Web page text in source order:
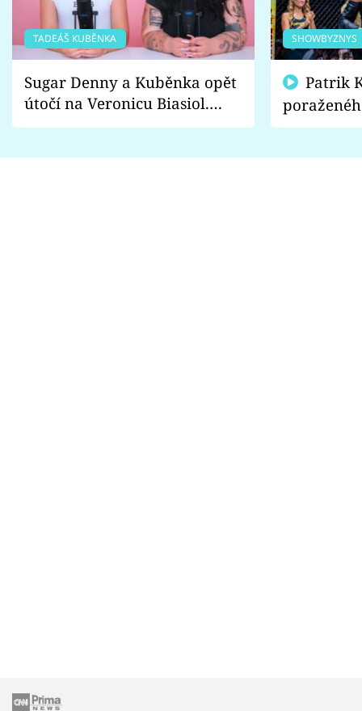
TADEÁŠ KUBĚNKA
Sugar Denny a Kuběnka opět
útočí na Veronicu Biasiol.
Proč je podle nich falešná a
SHOWBYZNYS
fanoušci